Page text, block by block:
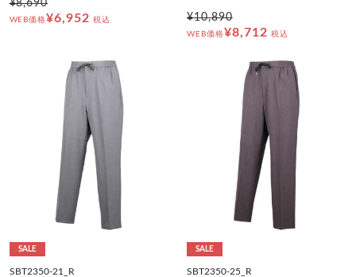
¥8,690
WEB価格¥6,952 税込 ¥10,890
WEB価格¥8,712 税込
SALE
SBT2350-21_R
SALE
SBT2350-25_R